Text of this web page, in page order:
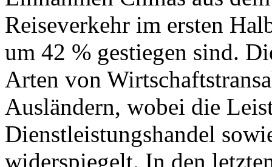
Reiseverkehr im ersten
um 42 % gestiegen sind.
Arten von
Ausländern, wobei die
Dienstleistungshandel
widerspiegelt. In den